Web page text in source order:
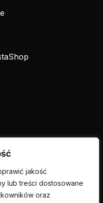
jakość
lub treści dostosowane
oraz